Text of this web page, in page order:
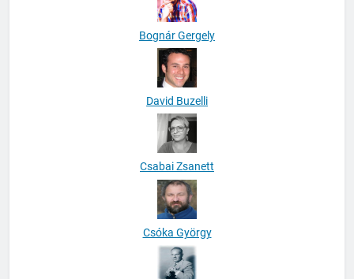
Bognár Gergely
David Buzelli
Csabai Zsanett
Csóka György